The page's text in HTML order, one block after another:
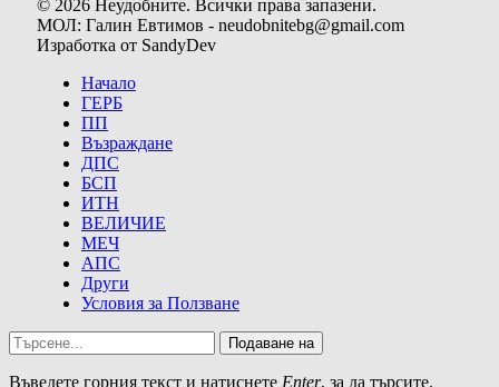
© 2026 Неудобните. Всички права запазени.
МОЛ: Галин Евтимов - neudobnitebg@gmail.com
Изработка от SandyDev
Начало
ГЕРБ
ПП
Възраждане
ДПС
БСП
ИТН
ВЕЛИЧИЕ
МЕЧ
АПС
Други
Условия за Ползване
Подаване на
Въведете горния текст и натиснете Enter, за да търсите.